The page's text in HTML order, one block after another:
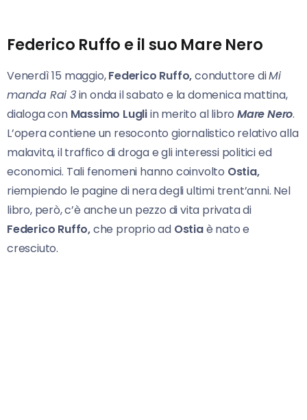
Federico Ruffo e il suo Mare Nero
Venerdì 15 maggio,Federico Ruffo,conduttore diMi
manda Rai 3in onda il sabato e la domenica mattina,
dialoga con Massimo Lugliin merito al libroMareNero.
L’opera contiene un resoconto giornalistico relativo alla
malavita, il traffico di droga e gli interessi politici ed
economici. Tali fenomeni hanno coinvolto Ostia,
riempiendo le pagine di nera degli ultimi trent’anni. Nel
libro, però, c’è anche un pezzo di vita privata di
Federico Ruffo,che proprio ad Ostiaè nato e
cresciuto.